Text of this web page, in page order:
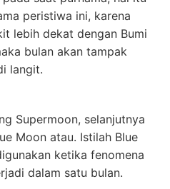
peristiwa ini, karena
lebih dekat dengan Bumi
bulan akan tampak
langit.
Supermoon, selanjutnya
Moon atau. Istilah Blue
ketika fenomena
dalam satu bulan.